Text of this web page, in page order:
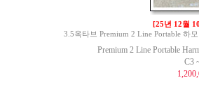
[25년 12월
3.5옥타브 Premium 2 Line Portable 하
Premium 2 Line Portable
C3